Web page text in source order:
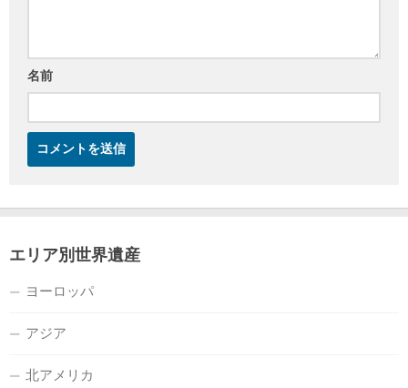
名前
エリア別世界遺産
ヨーロッパ
アジア
北アメリカ